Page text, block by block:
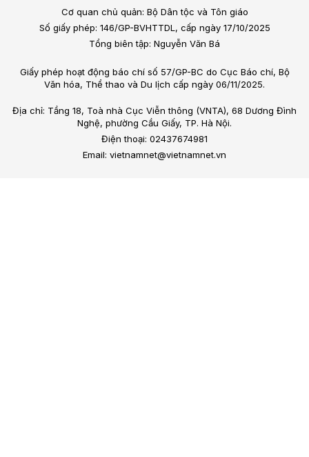
Cơ quan chủ quản: Bộ Dân tộc và Tôn giáo
Số giấy phép: 146/GP-BVHTTDL, cấp ngày 17/10/2025
Tổng biên tập: Nguyễn Văn Bá
Giấy phép hoạt động báo chí số 57/GP-BC do Cục Báo chí, Bộ
Văn hóa, Thể thao và Du lịch cấp ngày 06/11/2025.
Địa chỉ: Tầng 18, Toà nhà Cục Viễn thông (VNTA), 68 Dương Đình
Nghệ, phường Cầu Giấy, TP. Hà Nội.
Điện thoại: 02437674981
Email: vietnamnet@vietnamnet.vn